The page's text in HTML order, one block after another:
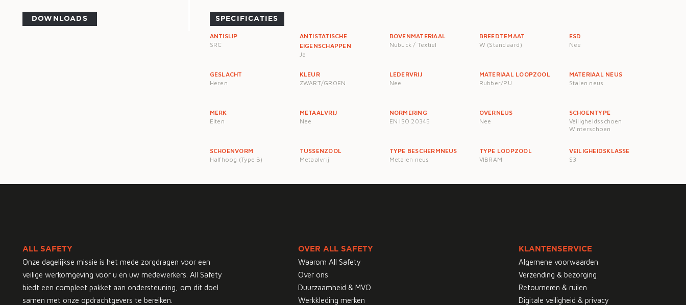
DOWNLOADS SPECIFICATIES
ANTISLIP
SRC
ANTISTATISCHE
EIGENSCHAPPEN
Ja
BOVENMATERIAAL
Nubuck / Textiel
BREEDTEMAAT
W (Standaard)
ESD
Nee
GESLACHT
Heren
KLEUR
ZWART/GROEN
LEDERVRIJ
Nee
MATERIAAL LOOPZOOL
Rubber/PU
MATERIAAL NEUS
Stalen neus
MERK
Elten
METAALVRIJ
Nee
NORMERING
EN ISO 20345
OVERNEUS
Nee
SCHOENTYPE
Veiligheidsschoen
Winterschoen
SCHOENVORM
Halfhoog (Type B)
TUSSENZOOL
Metaalvrij
TYPE BESCHERMNEUS
Metalen neus
TYPE LOOPZOOL
VIBRAM
VEILIGHEIDSKLASSE
S3
ALL SAFETY
Onze dagelijkse missie is het mede zorgdragen voor een
veilige werkomgeving voor u en uw medewerkers. All Safety
biedt een compleet pakket aan ondersteuning, om dit doel
samen met onze opdrachtgevers te bereiken.
OVER ALL SAFETY
Waarom All Safety
Over ons
Duurzaamheid & MVO
Werkkleding merken
KLANTENSERVICE
Algemene voorwaarden
Verzending & bezorging
Retourneren & ruilen
Digitale veiligheid & privacy